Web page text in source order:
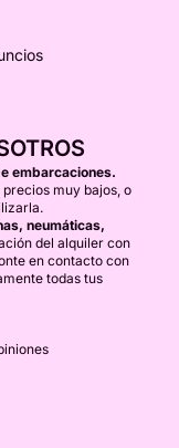
embarcaciones.
muy bajos, o
neumáticas,
del alquiler con
en contacto con
todas tus